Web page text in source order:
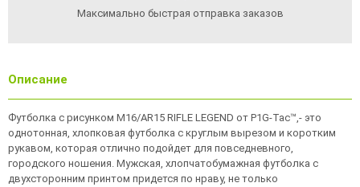
Максимально быстрая отправка заказов
Описание
Футболка с рисунком M16/AR15 RIFLE LEGEND от P1G-Tac™,- это
однотонная, хлопковая футболка с круглым вырезом и коротким
рукавом, которая отлично подойдет для повседневного,
городского ношения. Мужская, хлопчатобумажная футболка с
двухсторонним принтом придется по нраву, не только